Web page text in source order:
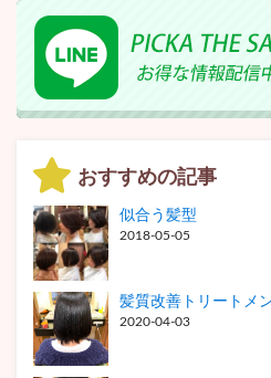
おすすめの記事
似合う髪型
2018-05-05
髪質改善トリートメ
2020-04-03